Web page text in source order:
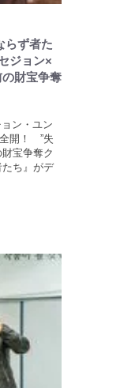
らず者た
ジョン×
財宝争奪
ン・ユン
開！ ”失
宝争奪ク
ち』がデ